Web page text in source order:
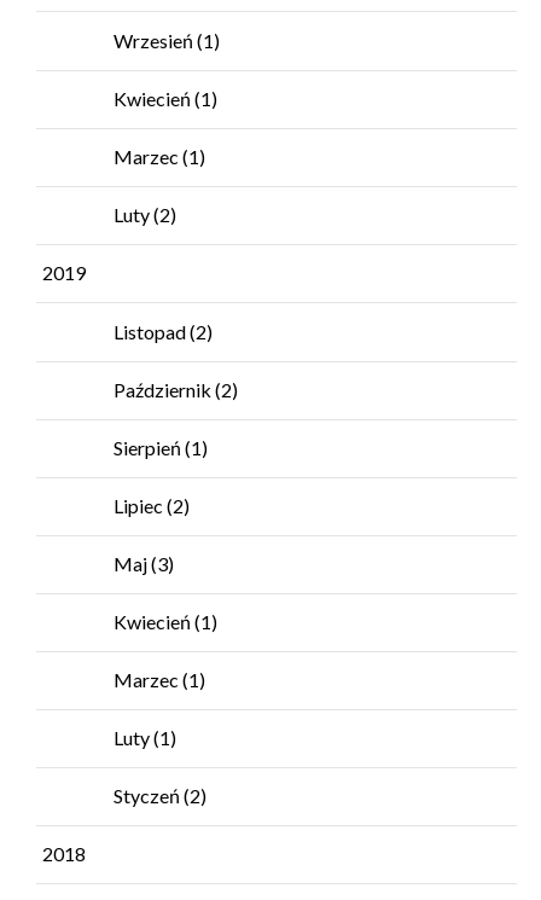
Wrzesień (1)
Kwiecień (1)
Marzec (1)
Luty(2)
2019
Listopad(2)
Październik (2)
Sierpień (1)
Lipiec (2)
Maj(3)
Kwiecień (1)
Marzec (1)
Luty(1)
Styczeń (2)
2018